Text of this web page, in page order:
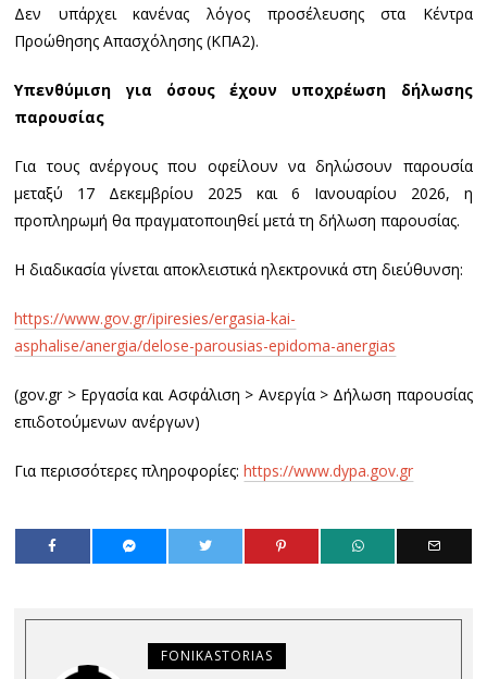
Δεν υπάρχει κανένας λόγος προσέλευσης στα Κέντρα
Προώθησης Απασχόλησης (ΚΠΑ2).
Υπενθύμιση για όσους έχουν υποχρέωση δήλωσης
παρουσίας
Για τους ανέργους που οφείλουν να δηλώσουν παρουσία
μεταξύ 17 Δεκεμβρίου 2025 και 6 Ιανουαρίου 2026, η
προπληρωμή θα πραγματοποιηθεί μετά τη δήλωση παρουσίας.
Η διαδικασία γίνεται αποκλειστικά ηλεκτρονικά στη διεύθυνση:
https://www.gov.gr/ipiresies/ergasia-kai-
asphalise/anergia/delose-parousias-epidoma-anergias
(gov.gr > Εργασία και Ασφάλιση > Ανεργία > Δήλωση παρουσίας
επιδοτούμενων ανέργων)
Για περισσότερες πληροφορίες:https://www.dypa.gov.gr
FONIKASTORIAS